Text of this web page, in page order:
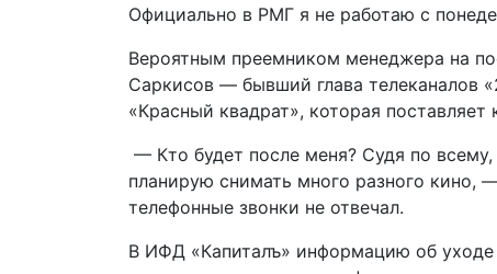
Официально в РМГ я не работаю с
Вероятным преемником менеджера на
Саркисов — бывший глава телеканалов
«Красный квадрат», которая поставляет
— Кто будет после меня? Судя по
планирую снимать много разного кино,
телефонные звонки не отвечал.
В ИФД «Капиталъ» информацию об уходе